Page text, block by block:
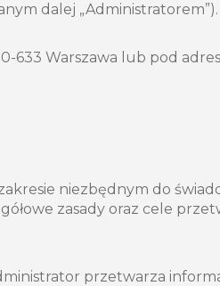
dalej „Administratorem”).
633 Warszawa lub pod
niezbędnym do
zasady oraz cele
przetwarza